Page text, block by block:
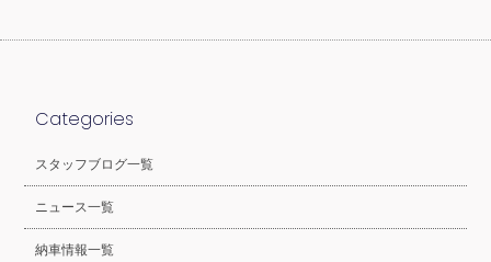
Categories
スタッフブログ一覧
ニュース一覧
納車情報一覧